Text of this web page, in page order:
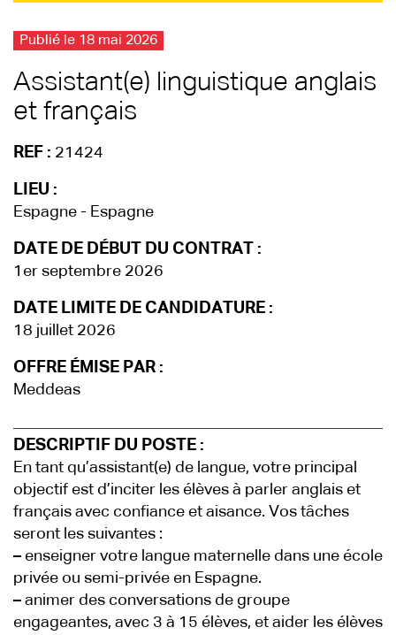
Publié le 18 mai 2026
Assistant(e) linguistique anglais
et français
REF : 21424
LIEU :
Espagne - Espagne
DATE DE DÉBUT DU CONTRAT :
1er septembre 2026
DATE LIMITE DE CANDIDATURE :
18 juillet 2026
OFFRE ÉMISE PAR :
Meddeas
DESCRIPTIF DU POSTE :
En tant qu’assistant(e) de langue, votre principal
objectif est d’inciter les élèves à parler anglais et
français avec confiance et aisance. Vos tâches
seront les suivantes :
– enseigner votre langue maternelle dans une école
privée ou semi-privée en Espagne.
– animer des conversations de groupe
engageantes, avec 3 à 15 élèves, et aider les élèves